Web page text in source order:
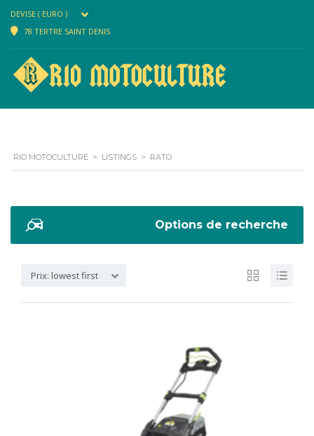
DEVISE ( EURO )
78 TERTRE SAINT DENIS
RIO MOTOCULTURE > LISTINGS > RATO
Options de recherche
Prix: lowest first